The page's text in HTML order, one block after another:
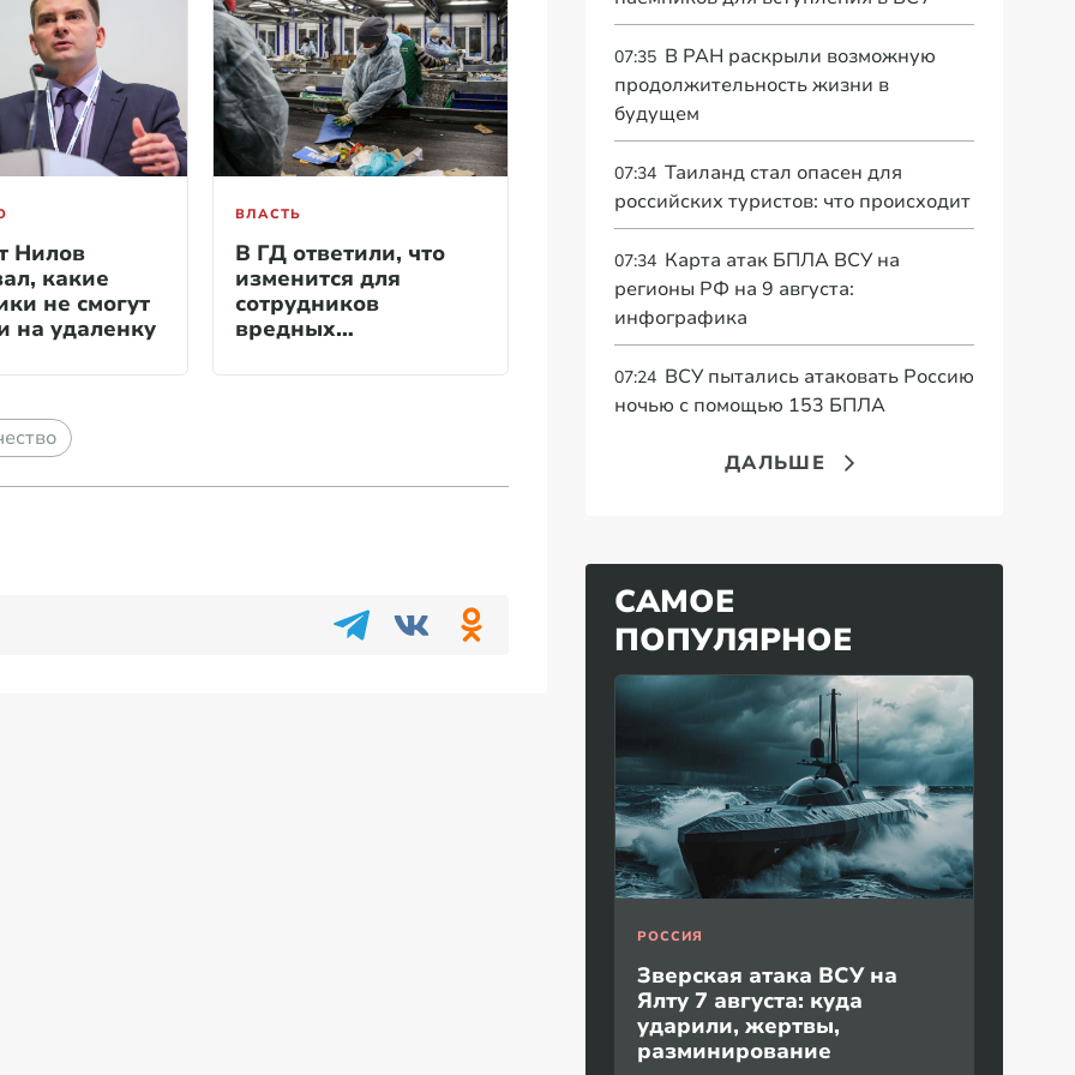
Нилов
какие
не смогут
на удаленку
ВЛАСТЬ
В ГД ответили, что
изменится для
сотрудников
вредных
07:35 В РАН раскрыли возможную
продолжительность жизни в
будущем
07:34 Таиланд стал опасен для
российских туристов: что происходит
07:34 Карта атак БПЛА ВСУ на
регионы РФ на 9 августа:
инфографика
07:24 ВСУ пытались атаковать Россию
ночью с помощью 153 БПЛА
ДАЛЬШЕ
САМОЕ
ПОПУЛЯРНОЕ
РОССИЯ
Зверская атака ВСУ на
Ялту 7 августа: куда
ударили, жертвы,
разминирование